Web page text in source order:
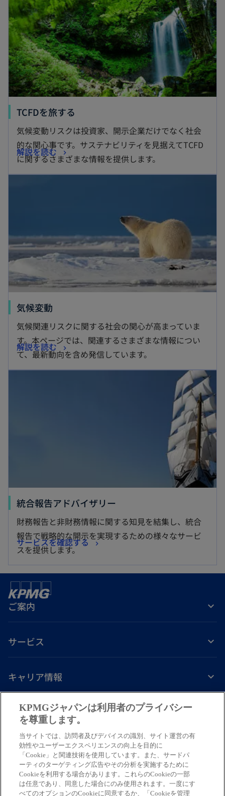
TCFDを旅する
し
い
タ
気候変動リスクは投資家、開示企業だけでなく社会
的な関心事です。サステナビリティを見据えてTCFD
に関するさまざまな情報を提供します。
解説を読む
新
し
開
く
気候変動
し
い
タ
気候関連リスクに関する社会の関心が高まっていま
す。本ページでは、関連するさまざまな情報につい
て、最新動向を含め発信しています。
解説を読む
新
し
新しいタブで開く
統合報告アドバイザリー
し
い
で
財務報告と非財務情報に関する知見を結集し、統合
報告で戦略的な開示を実現するための様々なサービ
スを提供します。
サービスを確認する
新
開
新しいタブで開く
ご案内
サービス
キャリア情報
し
い
タ
ブ
で
開
新
し
タ
ブ
で
開
し
タ
ブ
で
開
し
タ
ブ
で
開
し
タ
ブ
で
開
免責事項プライバシーポリシー
© 2026 KPMG AZSA LLC, a limited liability audit corporation
incorporated under the Japanese Certified Public Accountants Law and
a member firm of the KPMG global organization of independent member
firms affiliated with KPMG International Limited, a private English
company limited by guarantee. All rights reserved. © 2026 KPMG Tax
KPMGジャパンは利用者のプライバシー
を尊重します。
当サイトでは、訪問者及びデバイスの識別、サイト運営の有
効性やユーザーエクスペリエンスの向上を目的に
「Cookie」と関連技術を使用しています。また、サードパ
ーティのターゲティング広告やその分析を実施するために
Cookieを利用する場合があります。これらのCookieの一部
は任意であり、同意した場合にのみ使用されます。一度にす
べてのオプションのCookieに同意するか、「Cookieを管理